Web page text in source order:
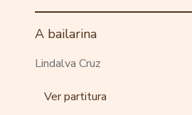
A bailarina
Lindalva Cruz
Ver partitura